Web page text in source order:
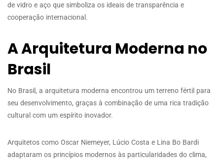
de vidro e aço que simboliza os ideais de transparência e
cooperação internacional.
A Arquitetura Moderna no
Brasil
No Brasil, a arquitetura moderna encontrou um terreno fértil para
seu desenvolvimento, graças à combinação de uma rica tradição
cultural com um espírito inovador.
Arquitetos como Oscar Niemeyer, Lúcio Costa e Lina Bo Bardi
adaptaram os princípios modernos às particularidades do clima,